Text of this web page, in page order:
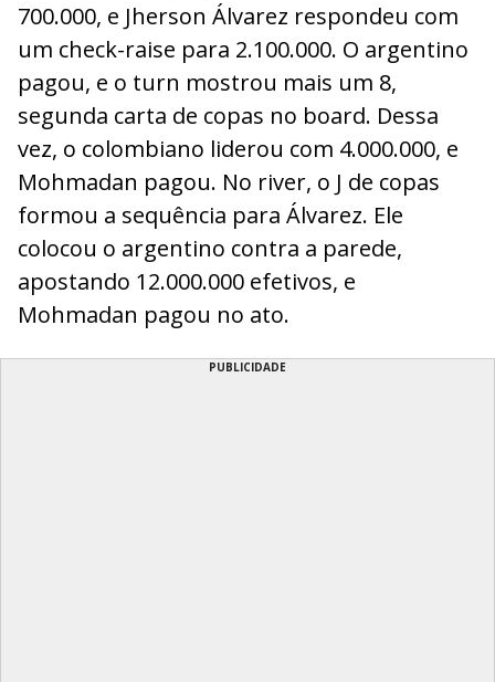
700.000, e Jherson Álvarez respondeu com
um check-raise para 2.100.000. O argentino
pagou, e o turn mostrou mais um 8,
segunda carta de copas no board. Dessa
vez, o colombiano liderou com 4.000.000, e
Mohmadan pagou. No river, o J de copas
formou a sequência para Álvarez. Ele
colocou o argentino contra a parede,
apostando 12.000.000 efetivos, e
Mohmadan pagou no ato.
PUBLICIDADE